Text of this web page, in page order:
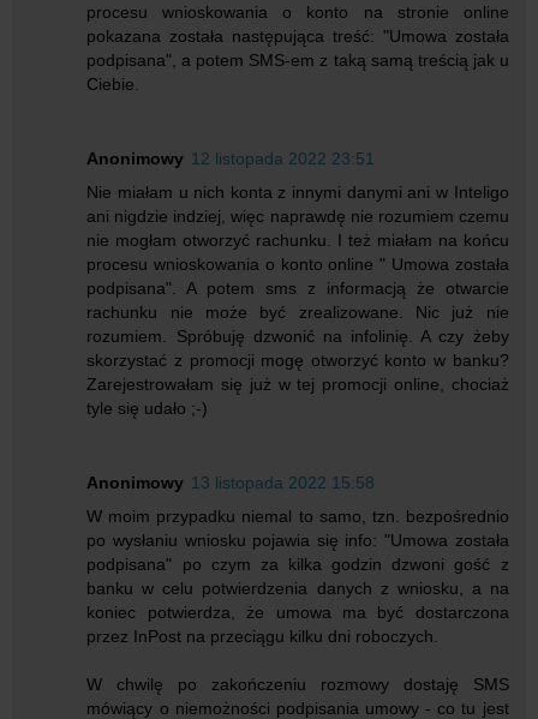
procesu wnioskowania o konto na stronie online
pokazana została następująca treść: "Umowa została
podpisana", a potem SMS-em z taką samą treścią jak u
Ciebie.
Anonimowy 12 listopada 2022 23:51
Nie miałam u nich konta z innymi danymi ani w Inteligo
ani nigdzie indziej, więc naprawdę nie rozumiem czemu
nie mogłam otworzyć rachunku. I też miałam na końcu
procesu wnioskowania o konto online " Umowa została
podpisana". A potem sms z informacją że otwarcie
rachunku nie może być zrealizowane. Nic już nie
rozumiem. Spróbuję dzwonić na infolinię. A czy żeby
skorzystać z promocji mogę otworzyć konto w banku?
Zarejestrowałam się już w tej promocji online, chociaż
tyle się udało ;-)
Anonimowy 13 listopada 2022 15:58
W moim przypadku niemal to samo, tzn. bezpośrednio
po wysłaniu wniosku pojawia się info: "Umowa została
podpisana" po czym za kilka godzin dzwoni gość z
banku w celu potwierdzenia danych z wniosku, a na
koniec potwierdza, że umowa ma być dostarczona
przez InPost na przeciągu kilku dni roboczych.
W chwilę po zakończeniu rozmowy dostaję SMS
mówiący o niemożności podpisania umowy - co tu jest